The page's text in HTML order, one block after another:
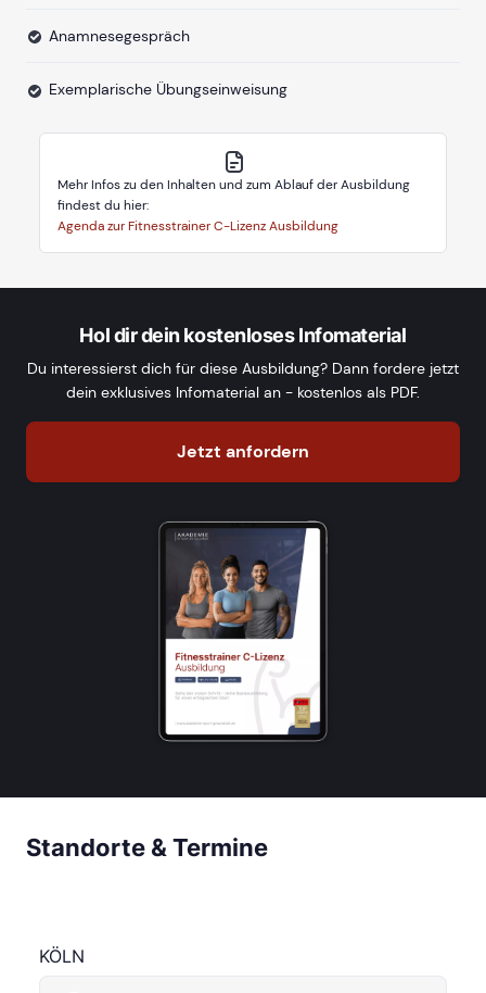
Anamnesegespräch
Exemplarische Übungseinweisung
Mehr Infos zu den Inhalten und zum Ablauf der Ausbildung
findest du hier:
Agenda zur Fitnesstrainer C-Lizenz Ausbildung
Hol dir dein kostenloses Infomaterial
Du interessierst dich für diese Ausbildung? Dann fordere jetzt
dein exklusives Infomaterial an - kostenlos als PDF.
Jetzt anfordern
Standorte & Termine
KÖLN